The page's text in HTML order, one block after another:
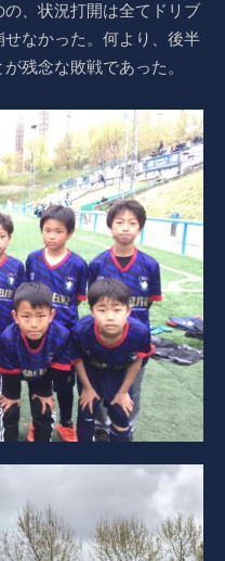
、状況打開は全てドリブ
なかった。何より、後半
残念な敗戦であった。